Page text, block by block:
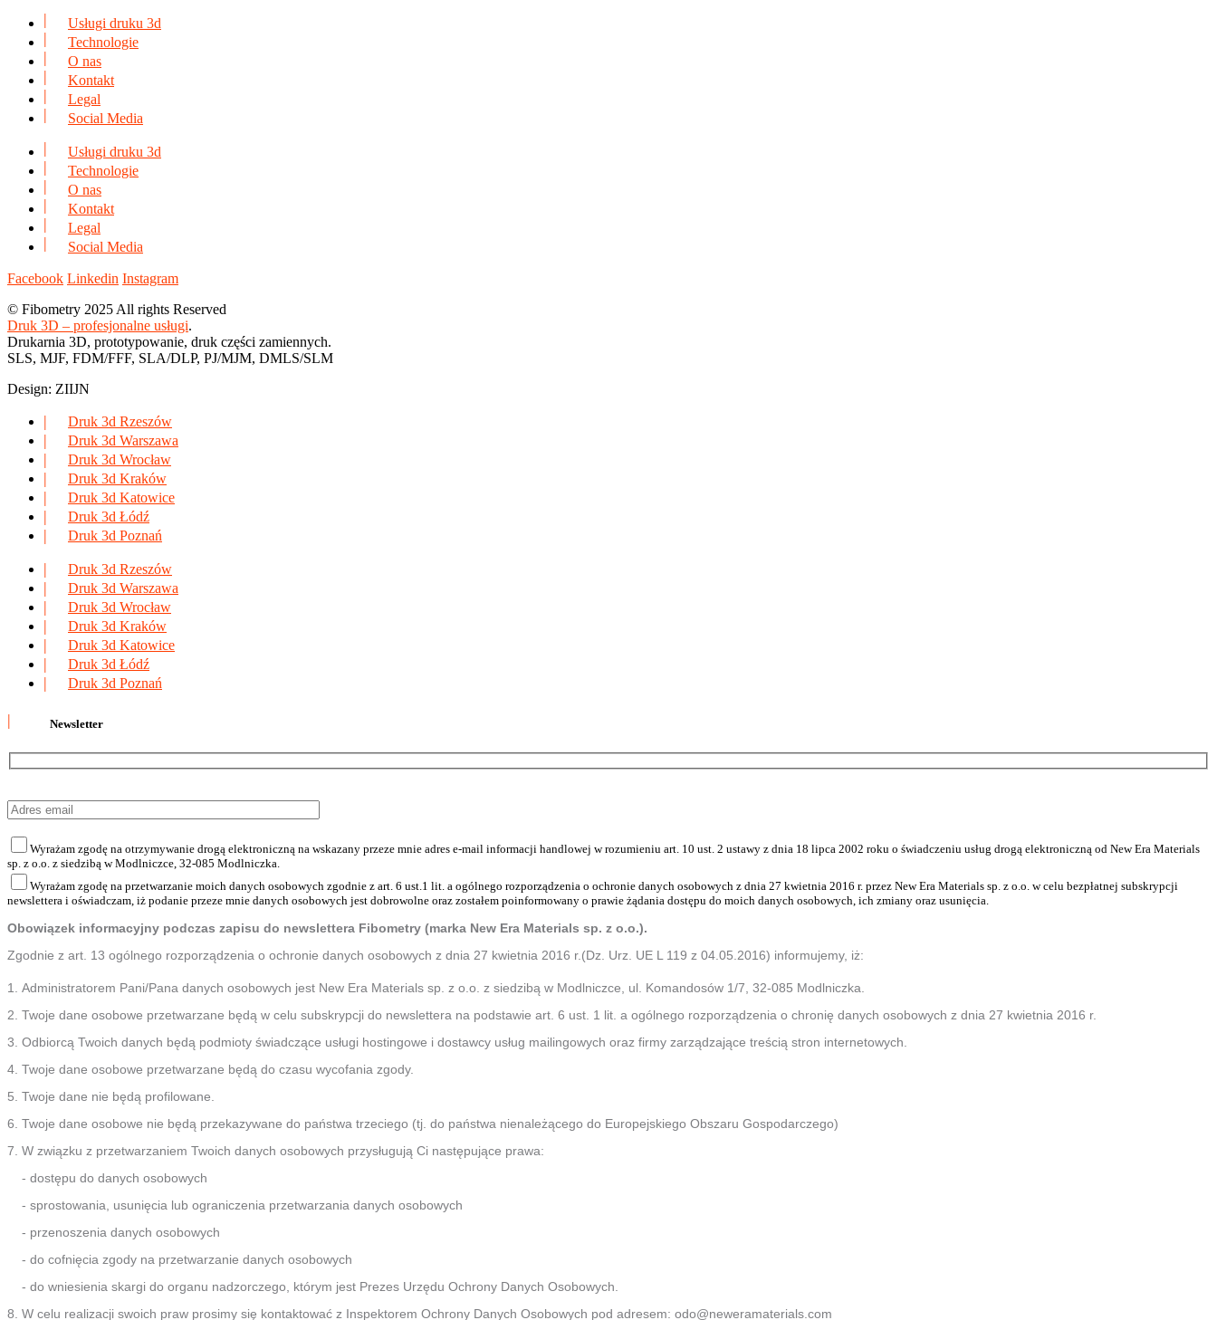
Usługi druku 3d
Technologie
O nas
Kontakt
Legal
Social Media
Usługi druku 3d
Technologie
O nas
Kontakt
Legal
Social Media
Facebook Linkedin Instagram
© Fibometry 2025 All rights Reserved
Druk 3D – profesjonalne usługi.
Drukarnia 3D, prototypowanie, druk części zamiennych.
SLS, MJF, FDM/FFF, SLA/DLP, PJ/MJM, DMLS/SLM
Design: ZIIJN
Druk 3d Rzeszów
Druk 3d Warszawa
Druk 3d Wrocław
Druk 3d Kraków
Druk 3d Katowice
Druk 3d Łódź
Druk 3d Poznań
Druk 3d Rzeszów
Druk 3d Warszawa
Druk 3d Wrocław
Druk 3d Kraków
Druk 3d Katowice
Druk 3d Łódź
Druk 3d Poznań
Newsletter
Wyrażam zgodę na otrzymywanie drogą elektroniczną na wskazany przeze mnie adres e-mail informacji handlowej w rozumieniu art. 10 ust. 2 ustawy z dnia 18 lipca 2002 roku o świadczeniu usług drogą elektroniczną od New Era Materials
sp. z o.o. z siedzibą w Modlniczce, 32-085 Modlniczka.
Wyrażam zgodę na przetwarzanie moich danych osobowych zgodnie z art. 6 ust.1 lit. a ogólnego rozporządzenia o ochronie danych osobowych z dnia 27 kwietnia 2016 r. przez New Era Materials sp. z o.o. w celu bezpłatnej subskrypcji
newslettera i oświadczam, iż podanie przeze mnie danych osobowych jest dobrowolne oraz zostałem poinformowany o prawie żądania dostępu do moich danych osobowych, ich zmiany oraz usunięcia.
Obowiązek informacyjny podczas zapisu do newslettera Fibometry (marka New Era Materials sp. z o.o.).
Zgodnie z art. 13 ogólnego rozporządzenia o ochronie danych osobowych z dnia 27 kwietnia 2016 r.(Dz. Urz. UE L 119 z 04.05.2016) informujemy, iż:
Administratorem Pani/Pana danych osobowych jest New Era Materials sp. z o.o. z siedzibą w Modlniczce, ul. Komandosów 1/7, 32-085 Modlniczka.
Twoje dane osobowe przetwarzane będą w celu subskrypcji do newslettera na podstawie art. 6 ust. 1 lit. a ogólnego rozporządzenia o chronię danych osobowych z dnia 27 kwietnia 2016 r.
Odbiorcą Twoich danych będą podmioty świadczące usługi hostingowe i dostawcy usług mailingowych oraz firmy zarządzające treścią stron internetowych.
Twoje dane osobowe przetwarzane będą do czasu wycofania zgody.
Twoje dane nie będą profilowane.
Twoje dane osobowe nie będą przekazywane do państwa trzeciego (tj. do państwa nienależącego do Europejskiego Obszaru Gospodarczego)
W związku z przetwarzaniem Twoich danych osobowych przysługują Ci następujące prawa:
- dostępu do danych osobowych
- sprostowania, usunięcia lub ograniczenia przetwarzania danych osobowych
- przenoszenia danych osobowych
- do cofnięcia zgody na przetwarzanie danych osobowych
- do wniesienia skargi do organu nadzorczego, którym jest Prezes Urzędu Ochrony Danych Osobowych.
W celu realizacji swoich praw prosimy się kontaktować z Inspektorem Ochrony Danych Osobowych pod adresem: odo@neweramaterials.com